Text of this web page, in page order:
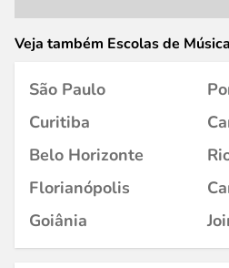
Veja também Escolas de
São Paulo
Curitiba
Belo Horizonte
Florianópolis
Goiânia